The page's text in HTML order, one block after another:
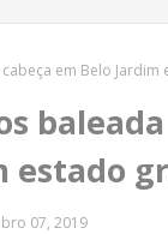
em Belo Jardim
estado
07, 2019